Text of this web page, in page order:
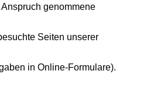
genommene
Seiten unserer
in Online-Formulare).